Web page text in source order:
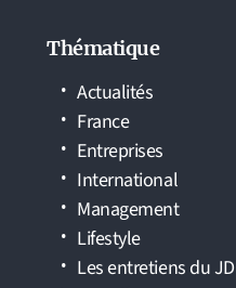
Thématique
Actualités
France
Entreprises
International
Management
Lifestyle
Les entretiens du